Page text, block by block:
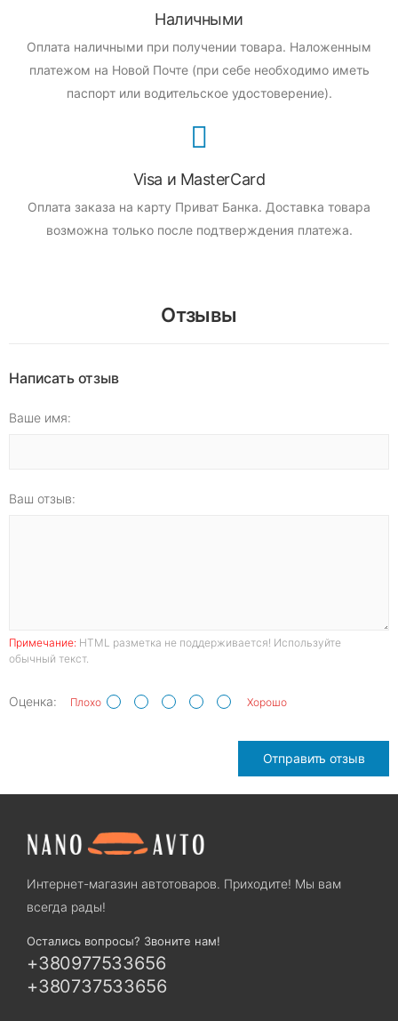
Наличными
Оплата наличными при получении товара. Наложенным
платежом на Новой Почте (при себе необходимо иметь
паспорт или водительское удостоверение).
Visa и MasterCard
Оплата заказа на карту Приват Банка. Доставка товара
возможна только после подтверждения платежа.
Отзывы
Написать отзыв
Ваше имя:
Ваш отзыв:
Примечание: HTML разметка не поддерживается! Используйте
обычный текст.
Оценка: Плохо Хорошо
Отправить отзыв
Интернет-магазин автотоваров. Приходите! Мы вам
всегда рады!
Остались вопросы? Звоните нам!
+380977533656
+380737533656